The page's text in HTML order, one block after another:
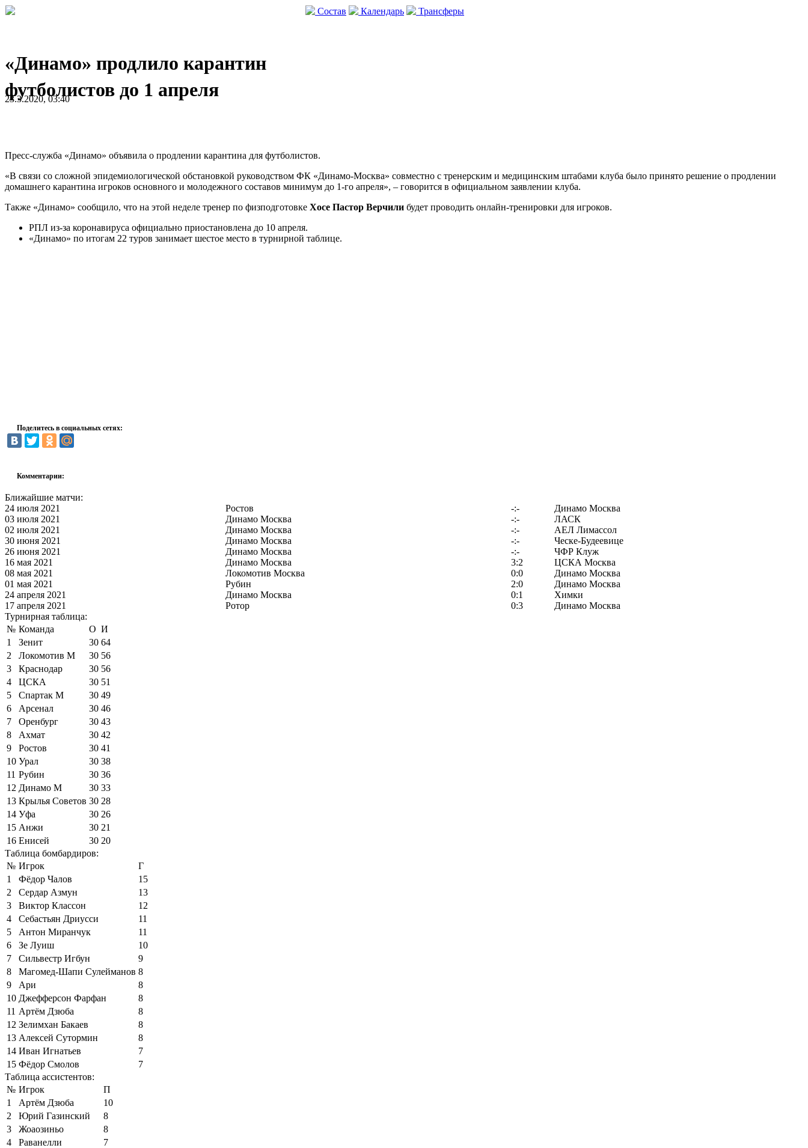
Состав Календарь Трансферы
«Динамо» продлило карантин
футболистов до 1 апреля
23.3.2020, 03:40
Пресс-служба «Динамо» объявила о продлении карантина для футболистов.
«В связи со сложной эпидемиологической обстановкой руководством ФК «Динамо-Москва» совместно с тренерским и медицинским штабами клуба было принято решение о продлении
домашнего карантина игроков основного и молодeжного составов минимум до 1-го апреля», – говорится в официальном заявлении клуба.
Также «Динамо» сообщило, что на этой неделе тренер по физподготовке Хосе Пастор Верчили будет проводить онлайн-тренировки для игроков.
РПЛ из-за коронавируса официально приостановлена до 10 апреля.
«Динамо» по итогам 22 туров занимает шестое место в турнирной таблице.
Поделитесь в социальных сетях:
Комментарии:
Ближайшие матчи:
24 июля 2021
Ростов -:-
Динамо Москва
03 июля 2021
Динамо Москва -:-
ЛАСК
02 июля 2021
Динамо Москва -:-
АЕЛ Лимаcсол
30 июня 2021
Динамо Москва -:-
Ческе-Будеевице
26 июня 2021
Динамо Москва -:-
ЧФР Клуж
16 мая 2021
Динамо Москва 3:2
ЦСКА Москва
08 мая 2021
Локомотив Москва 0:0
Динамо Москва
01 мая 2021
Рубин 2:0
Динамо Москва
24 апреля 2021
Динамо Москва 0:1
Химки
17 апреля 2021
Ротор 0:3
Динамо Москва
Турнирная таблица:
№ Команда О И
1
Зенит 30 64
2
Локомотив М 30 56
3
Краснодар 30 56
4
ЦСКА 30 51
5
Спартак М 30 49
6
Арсенал 30 46
7
Оренбург 30 43
8
Ахмат 30 42
9
Ростов 30 41
10 Урал 30 38
11 Рубин 30 36
12 Динамо М 30 33
13 Крылья Советов 30 28
14 Уфа 30 26
15 Анжи 30 21
16 Енисей 30 20
Таблица бомбардиров:
№ Игрок
Г
1
Фёдор Чалов
15
2
Сердар Азмун
13
3
Виктор Классон
12
4
Себастьян Дриусси
11
5
Антон Миранчук
11
6
Зе Луиш
10
7
Сильвестр Игбун
9
8
Магомед-Шапи Сулейманов 8
9
Ари
8
10 Джефферсон Фарфан
8
11 Артём Дзюба
8
12 Зелимхан Бакаев
8
13 Алексей Сутормин
8
14 Иван Игнатьев
7
15 Фёдор Смолов
7
Таблица ассистентов:
№ Игрок
П
1
Артём Дзюба
10
2
Юрий Газинский
8
3
Жоаозиньо
8
4
Раванелли
7